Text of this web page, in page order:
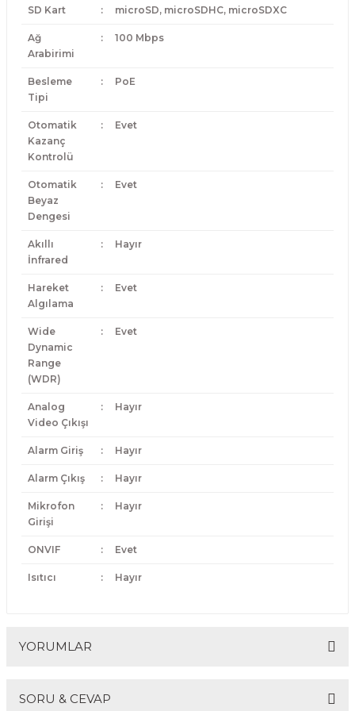
SD Kart : microSD, microSDHC, microSDXC
Ağ
Arabirimi
: 100 Mbps
Besleme
Tipi
: PoE
Otomatik
Kazanç
Kontrolü
: Evet
Otomatik
Beyaz
Dengesi
: Evet
Akıllı
İnfrared
: Hayır
Hareket
Algılama
: Evet
Wide
Dynamic
Range
(WDR)
: Evet
Analog
Video Çıkışı
: Hayır
Alarm Giriş : Hayır
Alarm Çıkış : Hayır
Mikrofon
Girişi
: Hayır
ONVIF : Evet
Isıtıcı : Hayır
YORUMLAR
SORU & CEVAP